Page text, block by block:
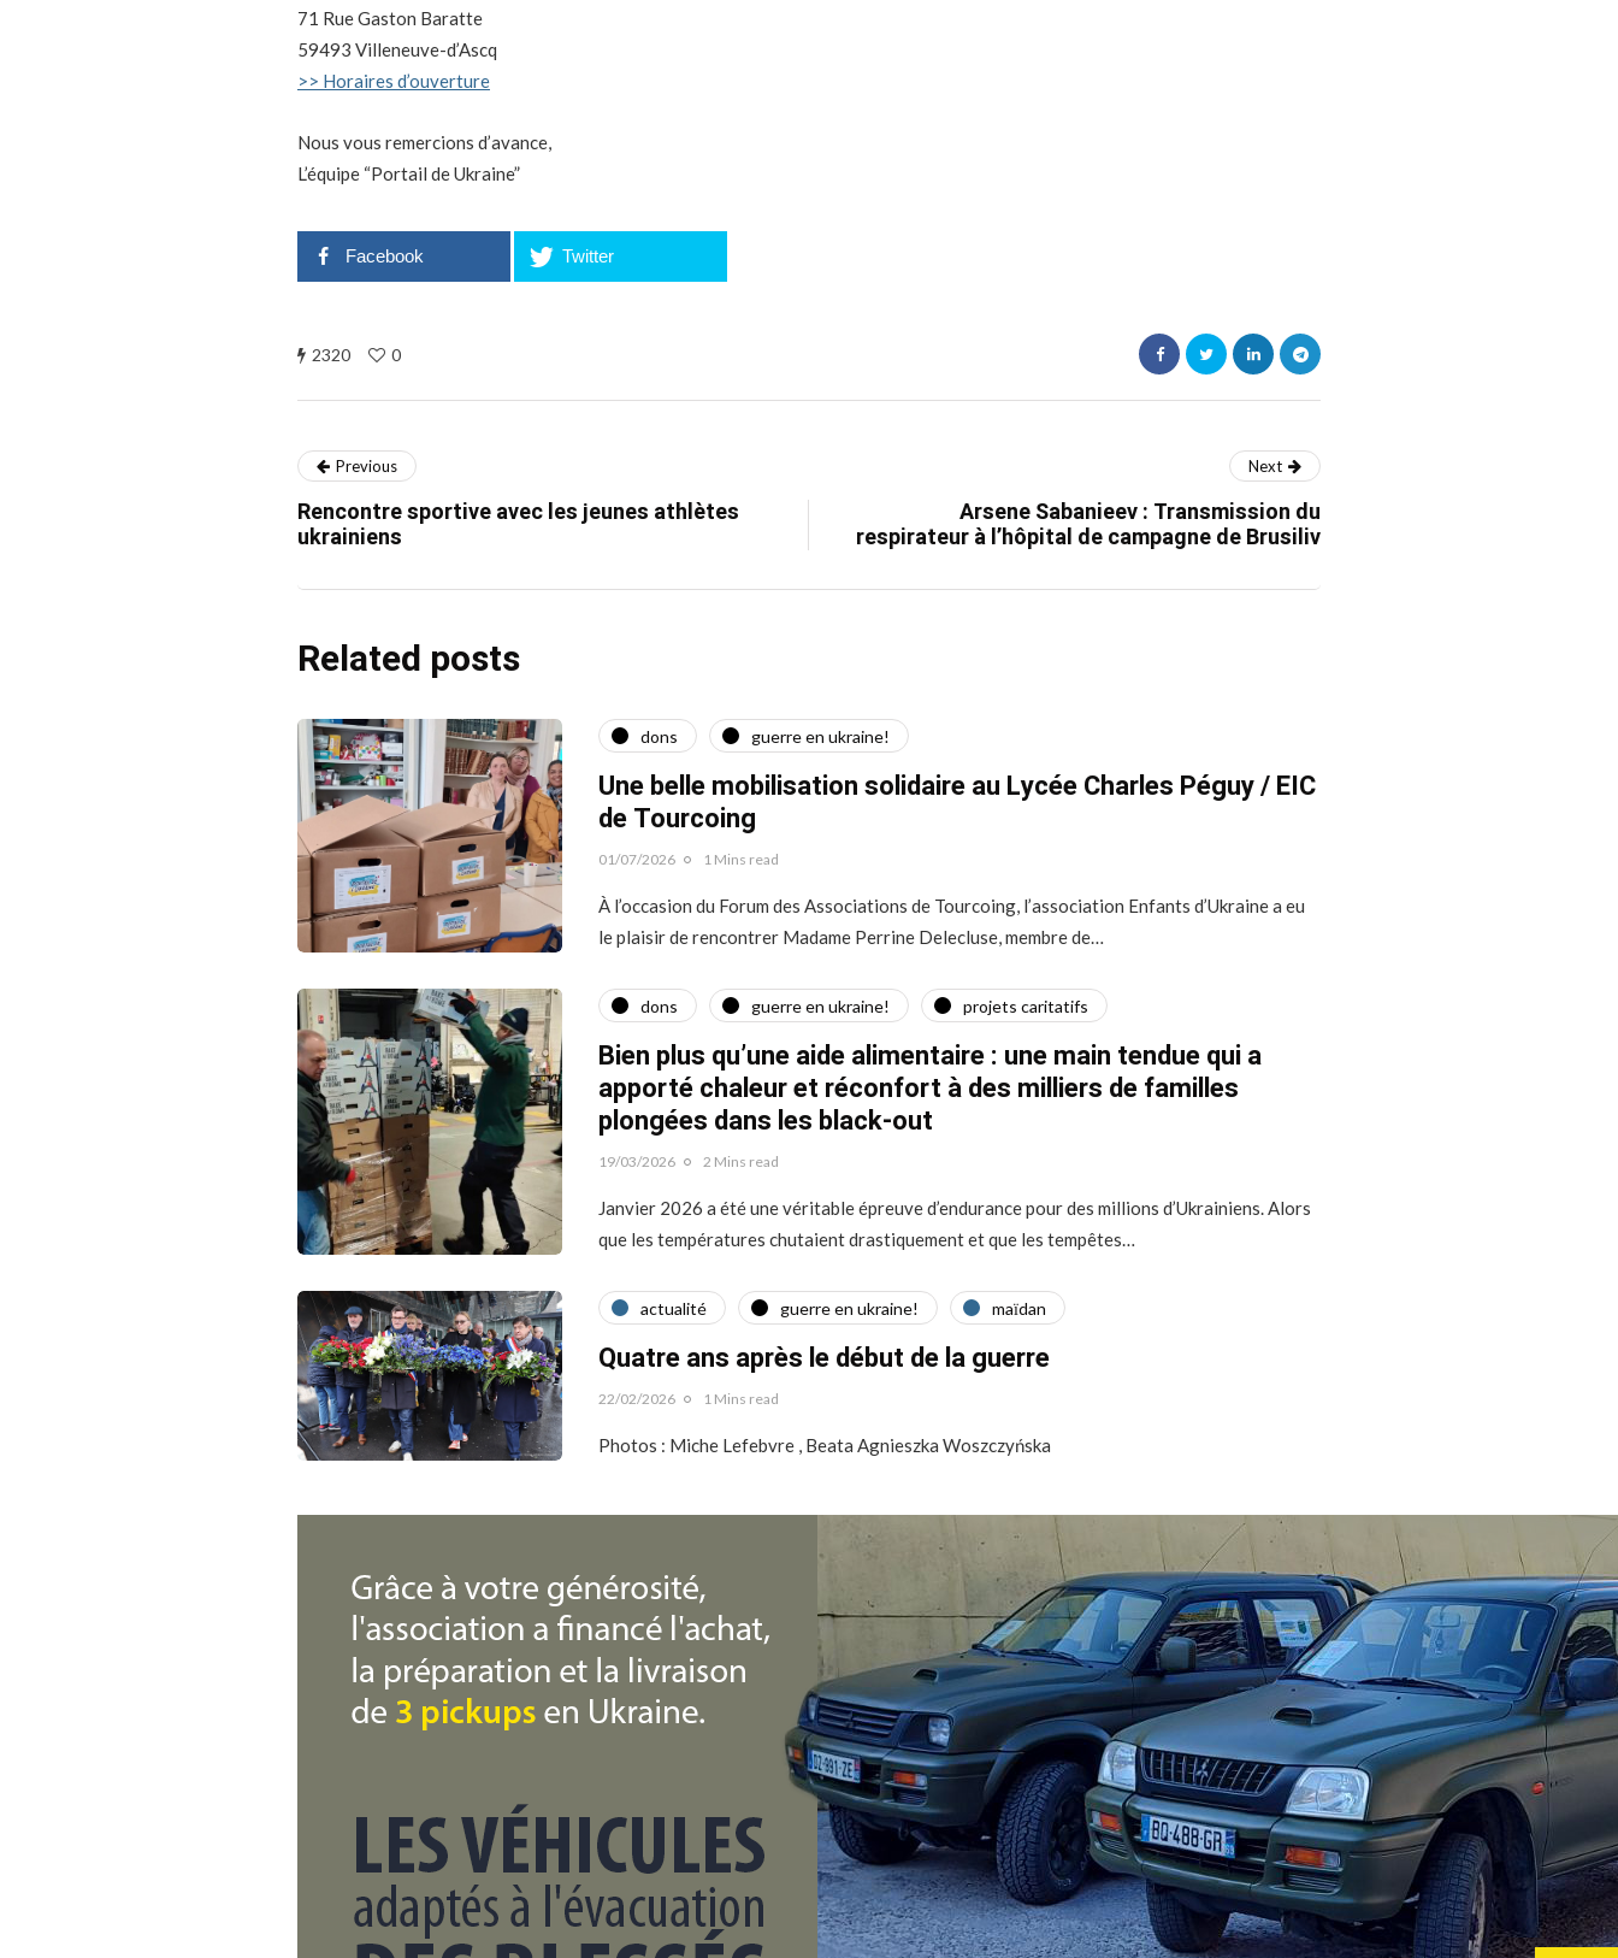
71 Rue Gaston Baratte
59493 Villeneuve-d’Ascq
>> Horaires d’ouverture
Nous vous remercions d’avance,
L’équipe “Portail de Ukraine”
Facebook Twitter
2320 0
Previous
Rencontre sportive avec les jeunes athlètes
ukrainiens
Next
Arsene Sabanieev : Transmission du
respirateur à l’hôpital de campagne de Brusiliv
Related posts
dons guerre en ukraine!
Une belle mobilisation solidaire au Lycée Charles Péguy / EIC
de Tourcoing
01/07/2026 1 Mins read
À l’occasion du Forum des Associations de Tourcoing, l’association Enfants d’Ukraine a eu
le plaisir de rencontrer Madame Perrine Delecluse, membre de…
dons guerre en ukraine! projets caritatifs
Bien plus qu’une aide alimentaire : une main tendue qui a
apporté chaleur et réconfort à des milliers de familles
plongées dans les black-out
19/03/2026 2 Mins read
Janvier 2026 a été une véritable épreuve d’endurance pour des millions d’Ukrainiens. Alors
que les températures chutaient drastiquement et que les tempêtes…
actualité guerre en ukraine! maїdan
Quatre ans après le début de la guerre
22/02/2026 1 Mins read
Photos : Miche Lefebvre , Beata Agnieszka Woszczyńska